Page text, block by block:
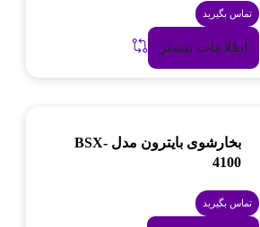
تماس بگیرید
اطلاعات بیشتر
بخارشوی بایترون مدل BSX-
4100
تماس بگیرید